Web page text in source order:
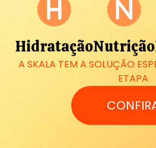
HidrataçãoNutrição
A SKALA TEM A SOLUÇÃO
ETAPA